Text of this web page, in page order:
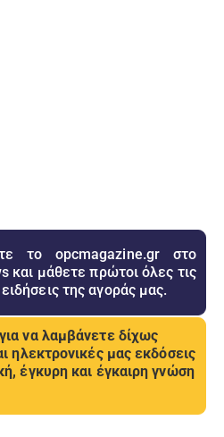
το opcmagazine.gr στο
και μάθετε πρώτοι όλες τις
της αγοράς μας.
να λαμβάνετε δίχως
ηλεκτρονικές μας εκδόσεις
έγκυρη και έγκαιρη γνώση